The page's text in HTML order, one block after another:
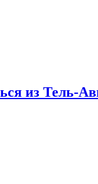
из Тель-